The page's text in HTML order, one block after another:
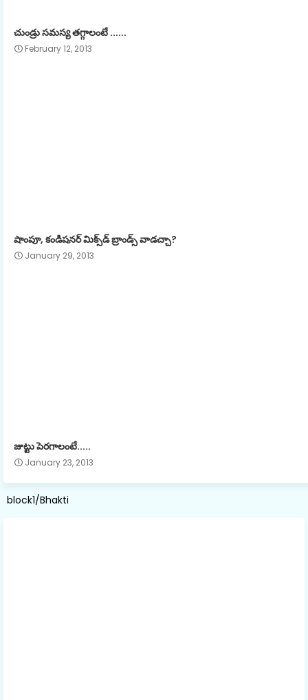
చుండ్రు సమస్య తగ్గాలంటే ......
February 12, 2013
షాంపూ, కండిషనర్ మిక్స్‌డ్ బ్రాండ్స్ వాడచ్చా?
January 29, 2013
జుట్టు పెరగాలంటే.....
January 23, 2013
block1/Bhakti